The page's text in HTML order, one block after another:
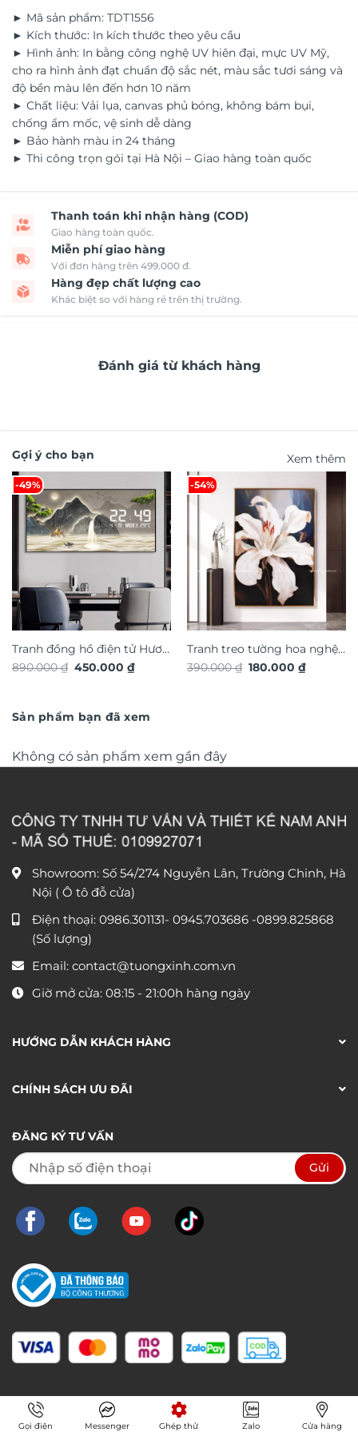
► Mã sản phẩm: TDT1556
► Kích thước: In kích thước theo yêu cầu
► Hình ảnh: In bằng công nghệ UV hiên đại, mực UV Mỹ,
cho ra hình ảnh đạt chuẩn độ sắc nét, màu sắc tươi sáng và
độ bền màu lên đến hơn 10 năm
► Chất liệu: Vải lụa, canvas phủ bóng, không bám bụi,
chống ẩm mốc, vệ sinh dễ dàng
► Bảo hành màu in 24 tháng
► Thi công trọn gói tại Hà Nội – Giao hàng toàn quốc
Thanh toán khi nhận hàng (COD)
Giao hàng toàn quốc.
Miễn phí giao hàng
Với đơn hàng trên 499.000 đ.
Hàng đẹp chất lượng cao
Khác biệt so với hàng rẻ trên thị trường.
Đánh giá từ khách hàng
Gợi ý cho bạn Xem thêm
-49%
Tranh đồng hồ điện tử Hươu
Tài Lộc TG4917S
890.000₫ Giá
450.000₫Giá
-54%
Tranh treo tường hoa nghệ
thuật TG4923S
390.000₫ Giá
180.000₫Giá
Sản phẩm bạn đã xem
Không có sản phẩm xem gần đây
Showroom: Số 54/274 Nguyễn Lân, Trường Chinh, Hà
Nội ( Ô tô đỗ cửa)
Điện thoại: 0986.301131- 0945.703686 -0899.825868
(Số lượng)
Email: contact@tuongxinh.com.vn
Giờ mở cửa: 08:15 - 21:00h hàng ngày
HƯỚNG DẪN KHÁCH HÀNG
CHÍNH SÁCH ƯU ĐÃI
ĐĂNG KÝ TƯ VẤN
Gọi điện Messenger Ghép thử Zalo Cửa hàng